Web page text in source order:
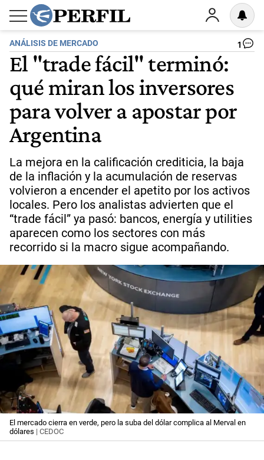
ANÁLISIS DE MERCADO 1
El "trade fácil" terminó:
qué miran los inversores
para volver a apostar por
Argentina
La mejora en la calificación crediticia, la baja
de la inflación y la acumulación de reservas
volvieron a encender el apetito por los activos
locales. Pero los analistas advierten que el
“trade fácil” ya pasó: bancos, energía y utilities
aparecen como los sectores con más
recorrido si la macro sigue acompañando.
El mercado cierra en verde, pero la suba del dólar complica al Merval en
dólares | CEDOC